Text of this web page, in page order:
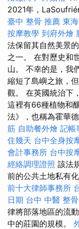
2021年，
臺中 整骨 推薦 東
按摩教學 到府外燴
法保留其自然美景
之一。 在對歷史和
山。 不幸的是，我
縮短了島嶼之旅，
觀。 在英國統治下
這裡有66種植物和
法》，也稱為霍華
筋 自助餐外燴 記帳
住幾天 台中全身按
會計事務所 台中按
經絡調理證照 該法
前的公共土地私有
前十大律師事務所
日期 台中 中醫 整骨
律將部落地區的流
中的莊園的規模。